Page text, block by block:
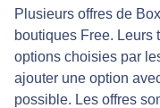
Plusieurs offres de
boutiques Free. Leurs
options choisies par
ajouter une option
possible. Les offres